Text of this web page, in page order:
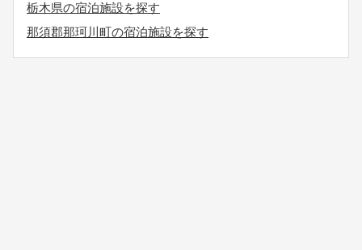
栃木県の宿泊施設を探す
那須郡那珂川町の宿泊施設を探す